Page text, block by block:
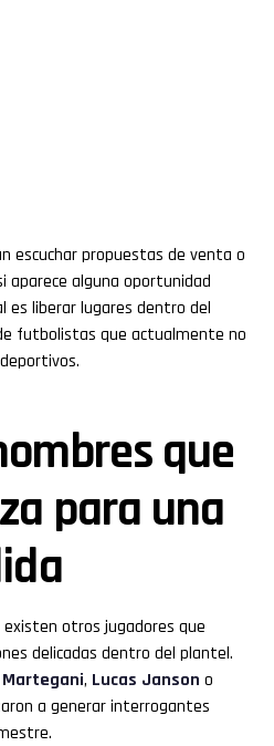
escuchar propuestas de venta o
aparece alguna oportunidad
es liberar lugares dentro del
futbolistas que actualmente no
que
para una
existen otros jugadores que
delicadas dentro del plantel.
, Lucas Janson o
a generar interrogantes